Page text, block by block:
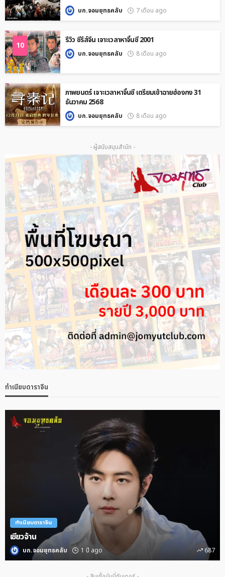
บก.จอมยุทธคลับ 7 เดือน ago
10 รีวิว ซีรีส์จีน เจาะเวลาหาจิ๋นซี 2001
บก.จอมยุทธคลับ 8 เดือน ago
ภาพยนตร์ เจาะเวลาหาจิ๋นซี เตรียมเข้าฉายฮ่องกง 31
ธันวาคม 2568
บก.จอมยุทธคลับ 8 เดือน ago
- ผู้สนับสนุนสำนัก -
ทำเนียบดาราจีน
ทำเนียบดาราจีน
เซียวจ้าน
บก.จอมยุทธคลับ 1 ปี ago 687